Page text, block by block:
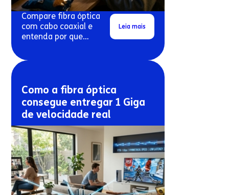
Compare fibra óptica
com cabo coaxial e
entenda por que
costumam travar mais.
Leia mais
Como a fibra óptica
consegue entregar 1 Giga
de velocidade real